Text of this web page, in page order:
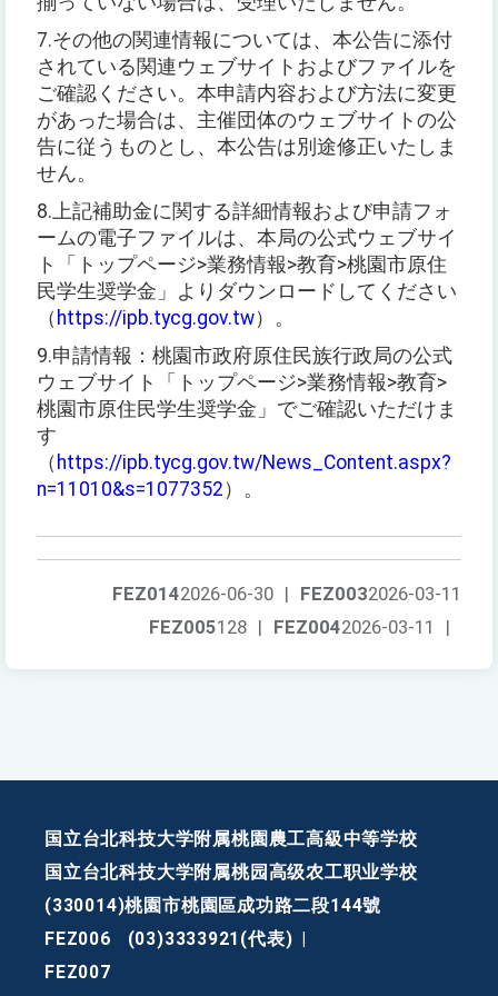
7.その他の関連情報については、本公告に添付
されている関連ウェブサイトおよびファイルを
ご確認ください。本申請内容および方法に変更
があった場合は、主催団体のウェブサイトの公
告に従うものとし、本公告は別途修正いたしま
せん。
8.上記補助金に関する詳細情報および申請フォ
ームの電子ファイルは、本局の公式ウェブサイ
ト「トップページ>業務情報>教育>桃園市原住
民学生奨学金」よりダウンロードしてください
（ https://ipb.tycg.gov.tw） 。
9.申請情報：桃園市政府原住民族行政局の公式
ウェブサイト「トップページ>業務情報>教育>
桃園市原住民学生奨学金」でご確認いただけま
す
（ https://ipb.tycg.gov.tw/News_Content.aspx?
n=11010&s=1077352 ）。
FEZ0032026-03-11
FEZ0142026-06-30 |
FEZ0042026-03-11 |
FEZ005128 |
国立台北科技大学附属桃園農工高級中等学校
国立台北科技大学附属桃园高级农工职业学校
(330014)桃園市桃園區成功路二段144號
FEZ006
(03)3333921(代表)
FEZ007